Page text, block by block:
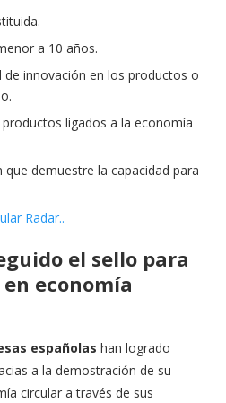
a 10 años.
innovación en los productos o
ligados a la economía
demuestre la capacidad para
Radar..
el sello para
economía
españolas han logrado
a la demostración de su
circular a través de sus